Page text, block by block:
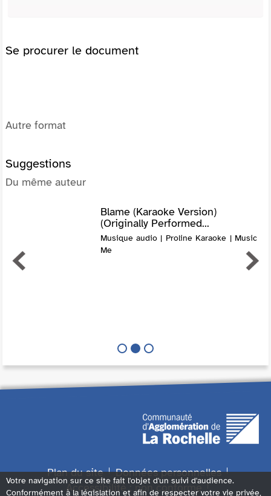
Se procurer le document
Autre format
Suggestions
Du même auteur
Blame (Karaoke Version)
(Originally Performed...
Musique audio | Proline Karaoke | Music
Me
Plan du site
Données personnelles
Accessibilité : non conforme
Votre navigation sur ce site fait l'objet d'un suivi d'audience.
Conformément à la législation et afin de respecter votre vie privée,